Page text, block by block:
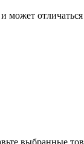
может
выбранные